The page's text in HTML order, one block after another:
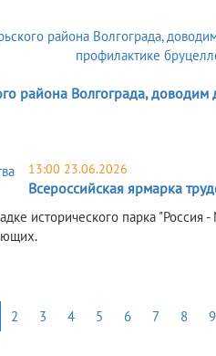
района Волгограда,
13:00 23.06.2026
Всероссийская ярмарка
исторического парка "Россия
2 3 4 5 6 7 8 9